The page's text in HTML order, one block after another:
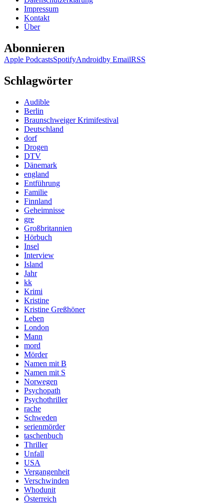
Impressum
Kontakt
Über
Abonnieren
Apple PodcastsSpotifyAndroidby EmailRSS
Schlagwörter
Audible
Berlin
Braunschweiger Krimifestival
Deutschland
dorf
Drogen
DTV
Dänemark
england
Entführung
Familie
Finnland
Geheimnisse
gre
Großbritannien
Hörbuch
Insel
Interview
Island
Jahr
kk
Krimi
Kristine
Kristine Greßhöner
Leben
London
Mann
mord
Mörder
Namen mit B
Namen mit S
Norwegen
Psychopath
Psychothriller
rache
Schweden
serienmörder
taschenbuch
Thriller
Unfall
USA
Vergangenheit
Verschwinden
Whodunit
Österreich